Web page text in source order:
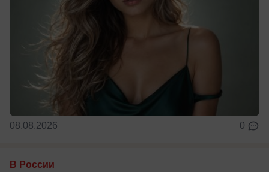
08.08.2026 0
В России